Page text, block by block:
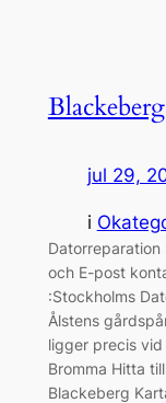
jul 29,
i
och E-post
:Stockholms
Ålstens
ligger precis vid
Bromma Hitta
Blackeberg